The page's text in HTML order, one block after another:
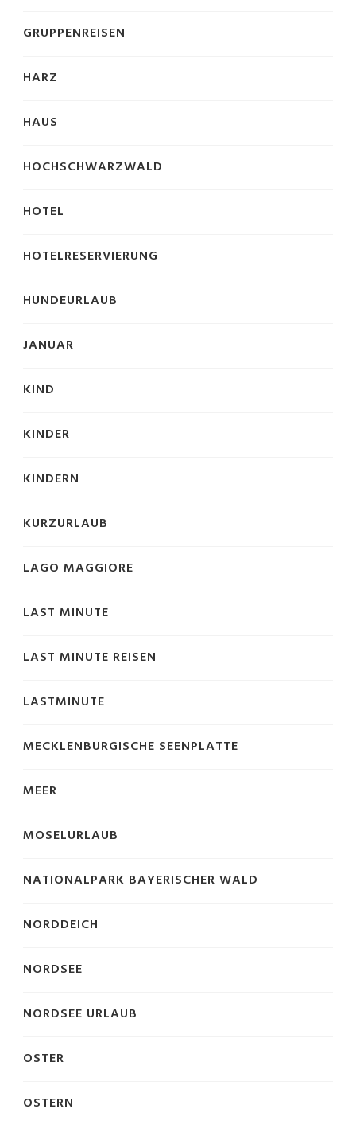
GRUPPENREISEN
HARZ
HAUS
HOCHSCHWARZWALD
HOTEL
HOTELRESERVIERUNG
HUNDEURLAUB
JANUAR
KIND
KINDER
KINDERN
KURZURLAUB
LAGO MAGGIORE
LAST MINUTE
LAST MINUTE REISEN
LASTMINUTE
MECKLENBURGISCHE SEENPLATTE
MEER
MOSELURLAUB
NATIONALPARK BAYERISCHER WALD
NORDDEICH
NORDSEE
NORDSEE URLAUB
OSTER
OSTERN